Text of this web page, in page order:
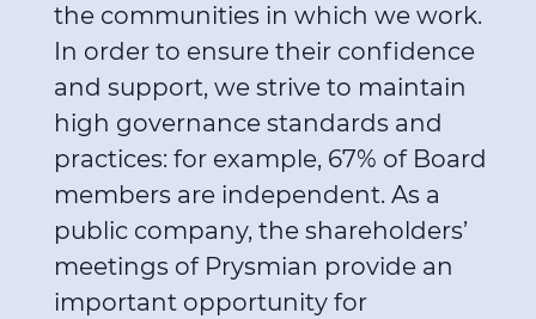
the communities in which we work.
In order to ensure their confidence
and support, we strive to maintain
high governance standards and
practices: for example, 67% of Board
members are independent. As a
public company, the shareholders’
meetings of Prysmian provide an
important opportunity for